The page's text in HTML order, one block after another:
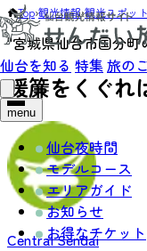
仙台を知る 特集旅の
menu
仙台夜時間
モデルコース
エリアガイド
お知らせ
お得なチケット
Top›観光情報›観光スポット
"宮城県仙台市国分
暖簾をくぐれ
Central Sendai